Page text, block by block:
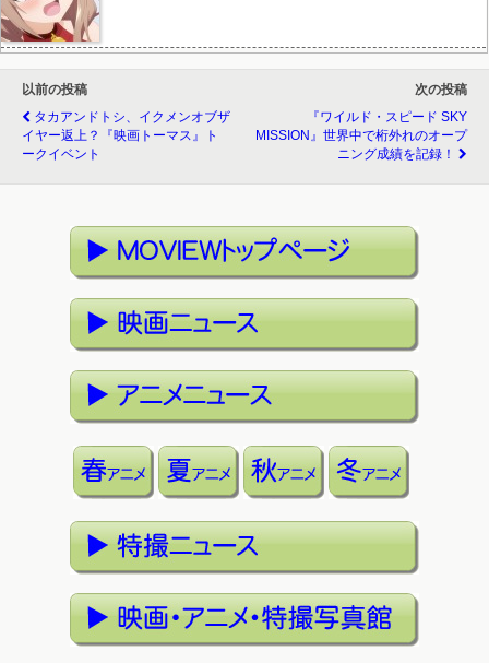
以前の投稿
タカアンドトシ、イクメンオブザ
イヤー返上？『映画トーマス』ト
ークイベント
次の投稿
『ワイルド・スピード SKY
MISSION』世界中で桁外れのオープ
ニング成績を記録！